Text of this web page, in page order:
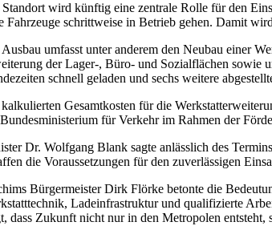
wird künftig eine zentrale Rolle für den
Fahrzeuge schrittweise in Betrieb gehen. Damit
umfasst unter anderem den Neubau einer
der Lager-, Büro- und Sozialflächen sowie
schnell geladen und sechs weitere
Gesamtkosten für die
für Verkehr im Rahmen der
Dr. Wolfgang Blank sagte anlässlich des
die Voraussetzungen für den zuverlässigen
Bürgermeister Dirk Flörke betonte die
Ladeinfrastruktur und qualifizierte
dass Zukunft nicht nur in den Metropolen entsteht,